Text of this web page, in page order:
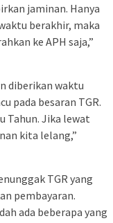
jaminan. Hanya
berakhir, maka
ke APH saja,”
diberikan waktu
pada besaran TGR.
Tahun. Jika lewat
kita lelang,”
TGR yang
pembayaran.
ada beberapa yang